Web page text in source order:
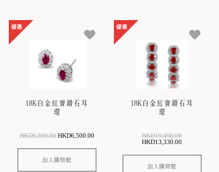
18K白金紅寶鑽石耳
環
HKD9,590.00 HKD6,500 .00
加入購物籃
18K白金紅寶鑽石耳
環
HKD19,490.00
HKD13,330 .00
加入購物籃